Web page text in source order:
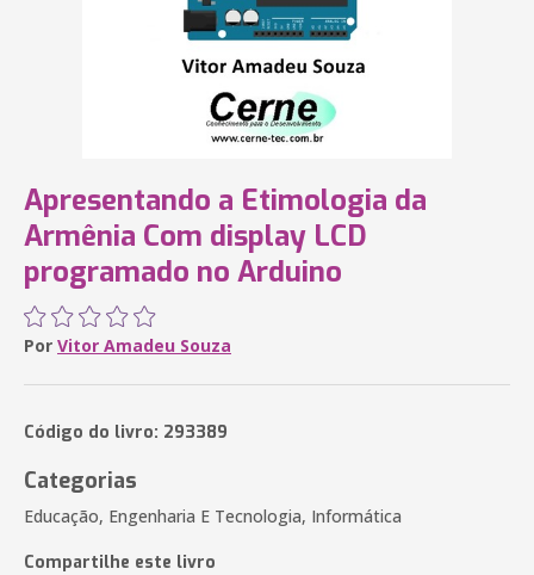
Apresentando a Etimologia da
Armênia Com display LCD
programado no Arduino
Por Vitor Amadeu Souza
Código do livro: 293389
Categorias
Educação, Engenharia E Tecnologia, Informática
Compartilhe este livro